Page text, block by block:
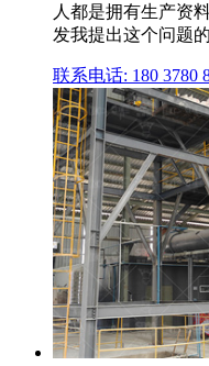
人都是拥有生产资
发我提出这个问题
联系电话: 180 3780